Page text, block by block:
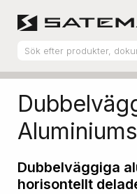
Produktsortiment
Dubbelväggiga
horisontellt